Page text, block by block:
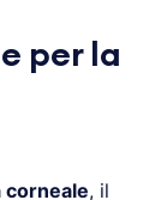
per la
, il